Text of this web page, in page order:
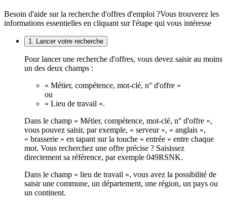
Besoin d'aide sur la recherche d'offres d'emploi ?Vous trouverez les
informations essentielles en cliquant sur l'étape qui vous intéresse
1. Lancer votre recherche
Pour lancer une recherche d'offres, vous devez saisir au moins
un des deux champs :
« Métier, compétence, mot-clé, n° d'offre »
ou
« Lieu de travail ».
Dans le champ « Métier, compétence, mot-clé, n° d'offre »,
vous pouvez saisir, par exemple, « serveur », « anglais »,
« brasserie » en tapant sur la touche « entrée » entre chaque
mot. Vous recherchez une offre précise ? Saisissez
directement sa référence, par exemple 049RSNK.
Dans le champ « lieu de travail », vous avez la possibilité de
saisir une commune, un département, une région, un pays ou
un continent.